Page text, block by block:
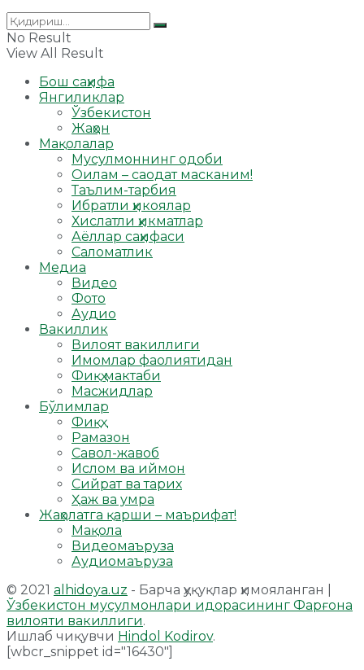
No Result
View All Result
Бош саҳифа
Янгиликлар
Ўзбекистон
Жаҳон
Мақолалар
Мусулмоннинг одоби
Оилам – саодат масканим!
Таълим-тарбия
Ибратли ҳикоялар
Хислатли ҳикматлар
Аёллар саҳифаси
Саломатлик
Медиа
Видео
Фото
Аудио
Вакиллик
Вилоят вакиллиги
Имомлар фаолиятидан
Фиқҳ мактаби
Масжидлар
Бўлимлар
Фиқҳ
Рамазон
Савол-жавоб
Ислом ва иймон
Сийрат ва тарих
Ҳаж ва умра
Жаҳолатга қарши – маърифат!
Мақола
Видеомаъруза
Аудиомаъруза
© 2021 alhidoya.uz - Барча ҳуқуқлар ҳимояланган |
Ўзбекистон мусулмонлари идорасининг Фарғона
вилояти вакиллиги.
Ишлаб чиқувчи Hindol Kodirov.
[wbcr_snippet id="16430"]